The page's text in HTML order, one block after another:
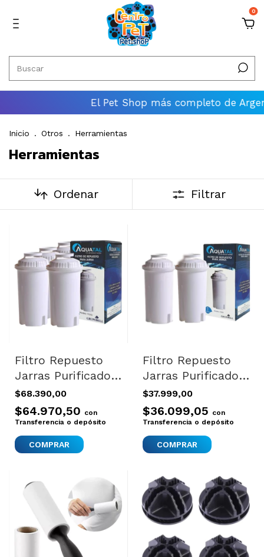
0
El Pet Shop más completo de Argentina
Inicio . Otros . Herramientas
Herramientas
Ordenar Filtrar
Filtro Repuesto
Jarras Purificador
Aquatal Universal
X4
$68.390,00
$64.970,50 con
Transferencia o depósito
Filtro Repuesto
Jarras Purificador
Aquatal Universal
X2
$37.999,00
$36.099,05 con
Transferencia o depósito